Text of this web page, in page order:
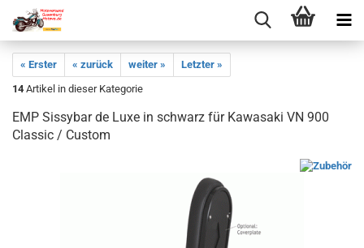
« Erster « zurück weiter »
Letzter »
14 Artikel in dieser Kategorie
EMP Sissybar de Luxe in schwarz für Kawasaki VN 900
Classic / Custom